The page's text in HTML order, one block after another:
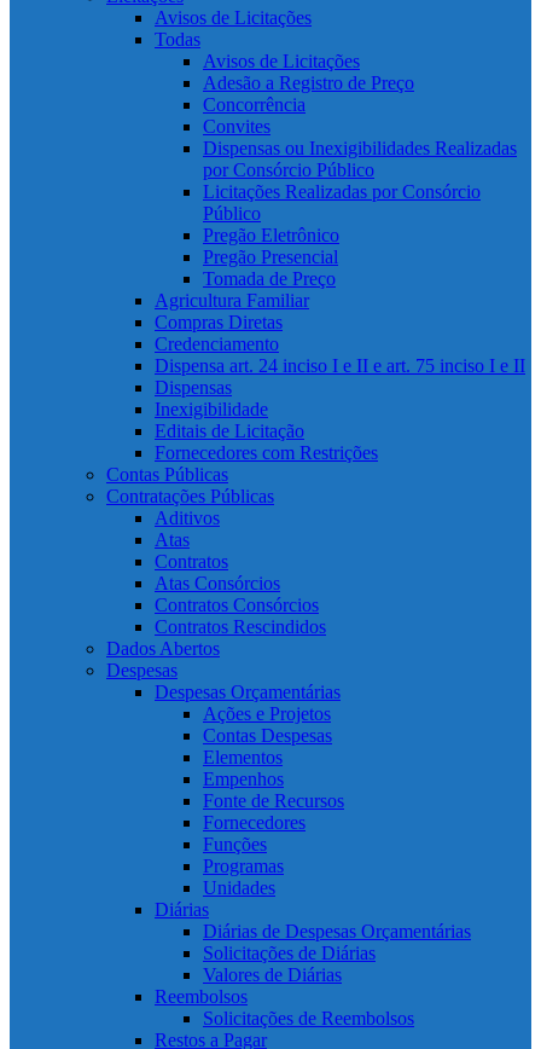
Avisos de Licitações
Todas
Avisos de Licitações
Adesão a Registro de Preço
Concorrência
Convites
Dispensas ou Inexigibilidades Realizadas
por Consórcio Público
Licitações Realizadas por Consórcio
Público
Pregão Eletrônico
Pregão Presencial
Tomada de Preço
Agricultura Familiar
Compras Diretas
Credenciamento
Dispensa art. 24 inciso I e II e art. 75 inciso I e II
Dispensas
Inexigibilidade
Editais de Licitação
Fornecedores com Restrições
Contas Públicas
Contratações Públicas
Aditivos
Atas
Contratos
Atas Consórcios
Contratos Consórcios
Contratos Rescindidos
Dados Abertos
Despesas
Despesas Orçamentárias
Ações e Projetos
Contas Despesas
Elementos
Empenhos
Fonte de Recursos
Fornecedores
Funções
Programas
Unidades
Diárias
Diárias de Despesas Orçamentárias
Solicitações de Diárias
Valores de Diárias
Reembolsos
Solicitações de Reembolsos
Restos a Pagar